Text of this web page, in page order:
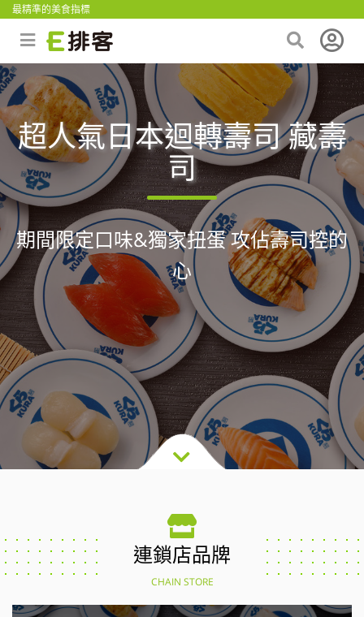
最精準的美食指標
超人氣日本迴轉壽司 藏壽
司
期間限定口味&獨家扭蛋 攻佔壽司控的
心
連鎖店品牌
CHAIN STORE